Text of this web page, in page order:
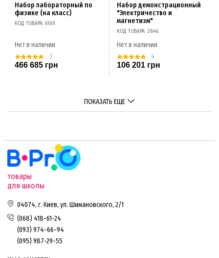
Набор лабораторный по
физике (на класс)
КОД ТОВАРА: 6100
Нет в наличии
3
466 685 грн
Набор демонстрационный
"Электричество и
магнетизм"
КОД ТОВАРА: 2846
Нет в наличии
4
106 201 грн
ПОКАЗАТЬ ЕЩЕ
товары
для школы
04074, г. Киев, ул. Шимановского, 2/1
(068) 418-61-24
(093) 974-66-94
(095) 987-29-55